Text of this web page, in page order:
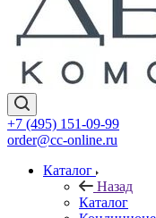
+7 (495) 151-09-99
order@cc-online.ru
Каталог
Назад
Каталог